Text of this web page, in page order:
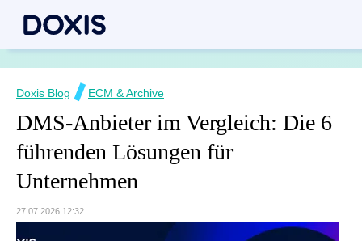
Doxis Blog ECM & Archive
DMS-Anbieter im Vergleich: Die 6
führenden Lösungen für
Unternehmen
27.07.2026 12:32